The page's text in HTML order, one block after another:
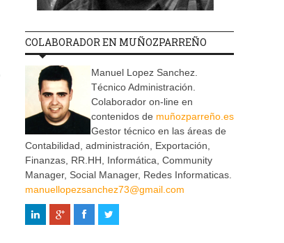
COLABORADOR EN MUÑOZPARREÑO
Manuel Lopez Sanchez.
Técnico Administración.
Colaborador on-line en
contenidos de muñozparreño.es
Gestor técnico en las áreas de
Contabilidad, administración, Exportación,
Finanzas, RR.HH, Informática, Community
Manager, Social Manager, Redes Informaticas.
manuellopezsanchez73@gmail.com